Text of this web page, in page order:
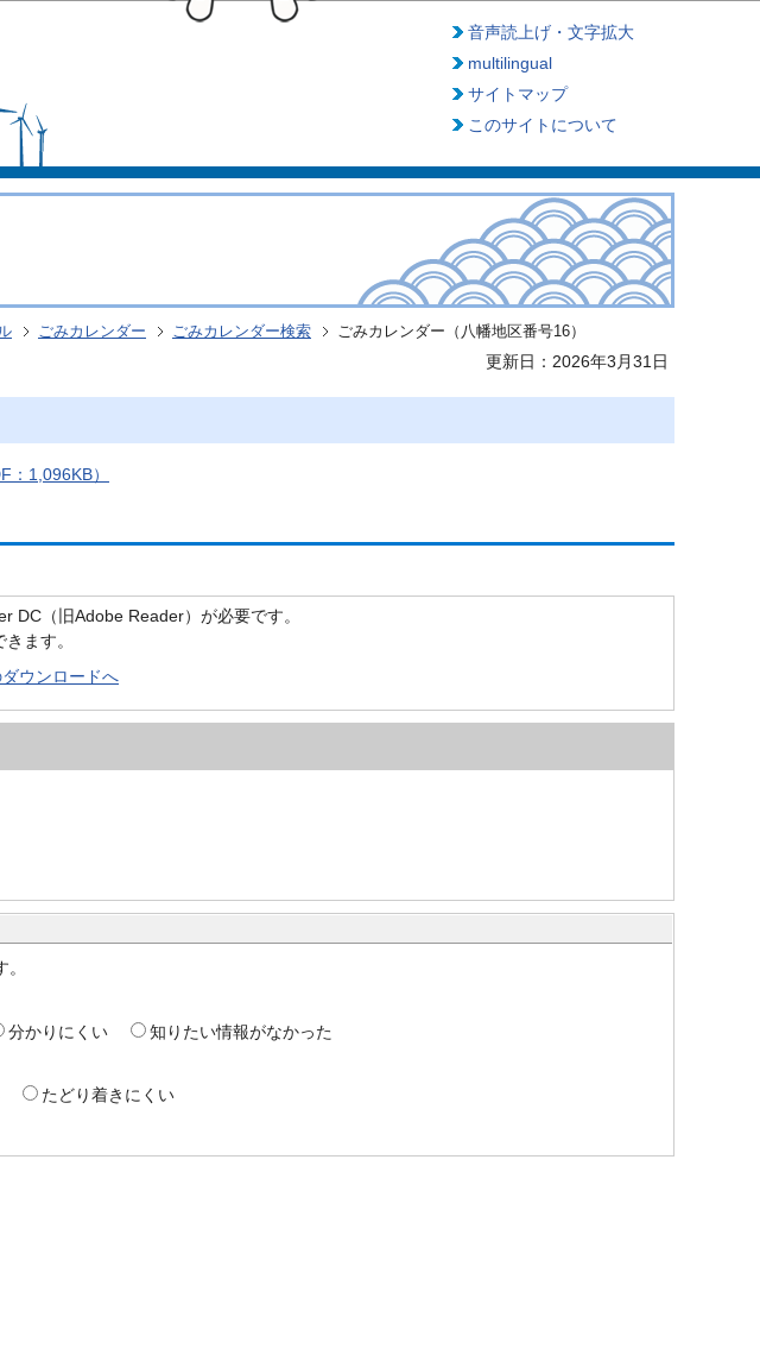
音声読上げ・文字拡大
multilingual
サイトマップ
このサイトについて
ごみカレンダー ごみカレンダー検索 ごみカレンダー（八幡地区番号16）
更新日：2026年3月31日
1,096KB）
DC（旧Adobe Reader）が必要です。
ます。
ウンロードへ
分かりにくい
知りたい情報がなかった
たどり着きにくい